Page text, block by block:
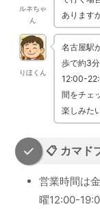
ルネちゃ
ん
あります
りほくん
名古屋駅
歩で約3
12:00-
間をチェ
楽しみた
📋 カマド
営業時間は
曜12:00-